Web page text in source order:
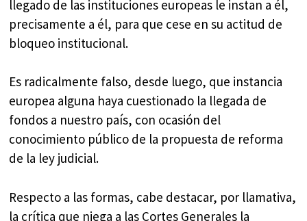
llegado de las instituciones europeas le instan a él,
precisamente a él, para que cese en su actitud de
bloqueo institucional.
Es radicalmente falso, desde luego, que instancia
europea alguna haya cuestionado la llegada de
fondos a nuestro país, con ocasión del
conocimiento público de la propuesta de reforma
de la ley judicial.
Respecto a las formas, cabe destacar, por llamativa,
la crítica que niega a las Cortes Generales la